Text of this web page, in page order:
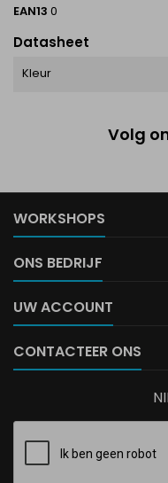
EAN13 0
Datasheet
Kleur
Volg
WORKSHOPS
ONS BEDRIJF
UW ACCOUNT
CONTACTEER ONS